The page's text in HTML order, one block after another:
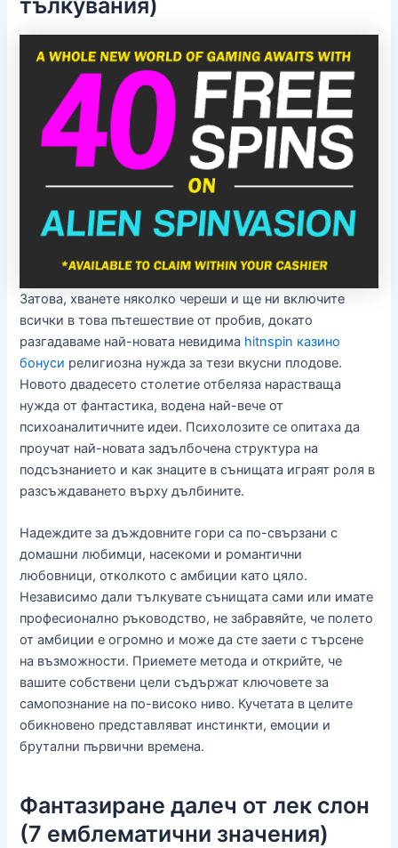
Затова, хванете няколко череши и ще ни включите
всички в това пътешествие от пробив, докато
разгадаваме най-новата невидима hitnspin казино
бонуси религиозна нужда за тези вкусни плодове.
Новото двадесето столетие отбеляза нарастваща
нужда от фантастика, водена най-вече от
психоаналитичните идеи. Психолозите се опитаха да
проучат най-новата задълбочена структура на
подсъзнанието и как знаците в сънищата играят роля в
разсъждаването върху дълбините.
Надеждите за дъждовните гори са по-свързани с
домашни любимци, насекоми и романтични
любовници, отколкото с амбиции като цяло.
Независимо дали тълкувате сънищата сами или имате
професионално ръководство, не забравяйте, че полето
от амбиции е огромно и може да сте заети с търсене
на възможности. Приемете метода и открийте, че
вашите собствени цели съдържат ключовете за
самопознание на по-високо ниво. Кучетата в целите
обикновено представляват инстинкти, емоции и
брутални първични времена.
Фантазиране далеч от лек слон
(7 емблематични значения)